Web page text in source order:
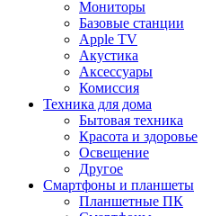
Мониторы
Базовые станции
Apple TV
Акустика
Аксессуары
Комиссия
Техника для дома
Бытовая техника
Красота и здоровье
Освещение
Другое
Смартфоны и планшеты
Планшетные ПК